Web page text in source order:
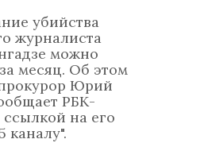
убийства
журналиста
можно
месяц. Об этом
Юрий
РБК-
на его
каналу".